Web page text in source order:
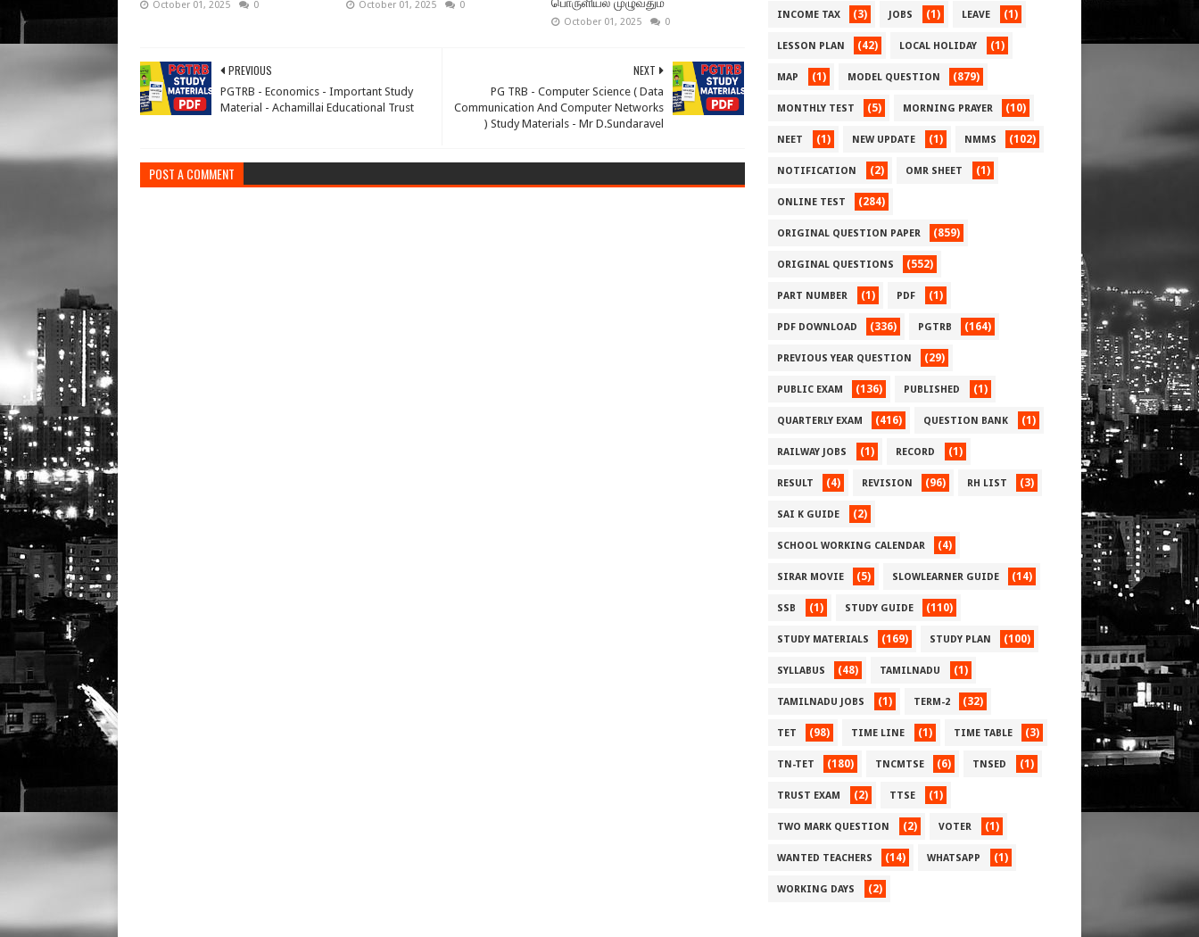
October 01, 2025 0 October 01, 2025 0
October 01, 2025 0
NEXT
PG TRB - Computer Science ( Data
Communication And Computer Networks
) Study Materials - Mr D.Sundaravel
PREVIOUS
PGTRB - Economics - Important Study
Material - Achamillai Educational Trust
POST A COMMENT
INCOME TAX (3) JOBS (1) LEAVE (1)
LESSON PLAN (42) LOCAL HOLIDAY (1)
MAP (1) MODEL QUESTION (879)
MONTHLY TEST (5) MORNING PRAYER (10)
NEET (1) NEW UPDATE (1) NMMS (102)
NOTIFICATION (2) OMR SHEET (1)
ONLINE TEST (284)
ORIGINAL QUESTION PAPER (859)
ORIGINAL QUESTIONS (552)
PART NUMBER (1) PDF (1)
PDF DOWNLOAD (336) PGTRB (164)
PREVIOUS YEAR QUESTION (29)
PUBLIC EXAM (136) PUBLISHED (1)
QUARTERLY EXAM (416) QUESTION BANK (1)
RAILWAY JOBS (1) RECORD (1)
RESULT (4) REVISION (96) RH LIST (3)
SAI K GUIDE (2)
SCHOOL WORKING CALENDAR (4)
SIRAR MOVIE (5) SLOWLEARNER GUIDE (14)
SSB (1) STUDY GUIDE (110)
STUDY MATERIALS (169) STUDY PLAN (100)
SYLLABUS (48) TAMILNADU (1)
TAMILNADU JOBS (1) TERM-2 (32)
TET (98) TIME LINE (1) TIME TABLE (3)
TN-TET (180) TNCMTSE (6) TNSED (1)
TRUST EXAM (2) TTSE (1)
TWO MARK QUESTION (2) VOTER (1)
WANTED TEACHERS (14) WHATSAPP (1)
WORKING DAYS (2)